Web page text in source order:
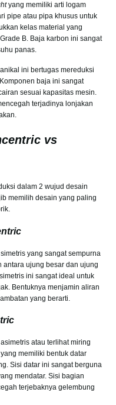
yang memiliki arti logam
pipe atau pipa khusus untuk
kelas material yang
B. Baja karbon ini sangat
panas.
ini bertugas mereduksi
baja ini sangat
sesuai kapasitas mesin.
terjadinya lonjakan
vs
dalam 2 wujud desain
memilih desain yang paling
yang sangat sempurna
antara ujung besar dan ujung
ini sangat ideal untuk
Bentuknya menjamin aliran
yang berarti.
atau terlihat miring
memiliki bentuk datar
Sisi datar ini sangat berguna
mendatar. Sisi bagian
terjebaknya gelembung